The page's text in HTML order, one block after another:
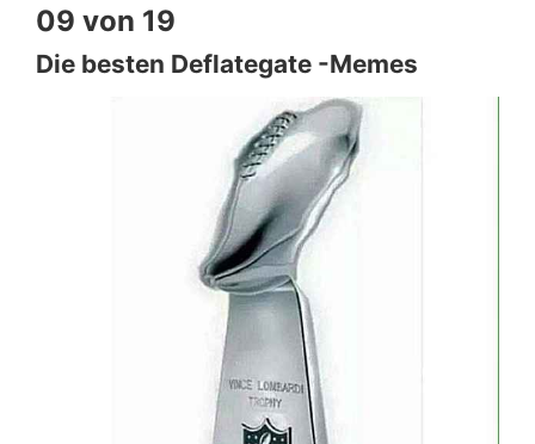
09 von 19
Die besten Deflategate -Memes